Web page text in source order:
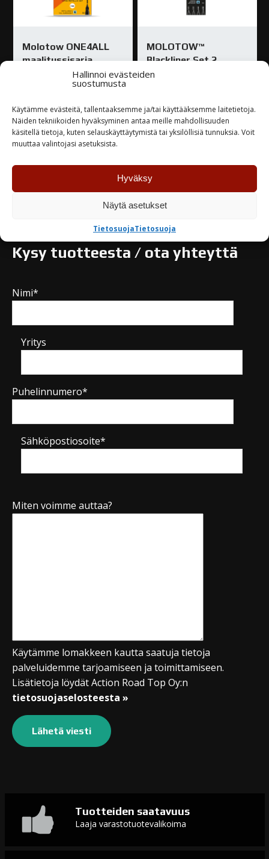
Hallinnoi evästeiden
suostumusta
Käytämme evästeitä, tallentaaksemme ja/tai käyttääksemme laitetietoja.
Näiden tekniikoiden hyväksyminen antaa meille mahdollisuuden
käsitellä tietoja, kuten selauskäyttäytymistä tai yksilöllisiä tunnuksia. Voit
muuttaa valintojasi asetuksista.
Hyväksy
Näytä asetukset
TietosuojaTietosuoja
Molotow ONE4ALL
maalitussisarja
127HS 6kpl metal SET
Varastossa
MOLOTOW™
Blackliner Set 2
Varastossa
Kysy tuotteesta / ota yhteyttä
Nimi*
Yritys
Puhelinnumero*
Sähköpostiosoite*
Miten voimme auttaa?
Käytämme lomakkeen kautta saatuja tietoja
palveluidemme tarjoamiseen ja toimittamiseen.
Lisätietoja löydät Action Road Top Oy:n
tietosuojaselosteesta »
Tuotteiden saatavuus
Laaja varastotuotevalikoima